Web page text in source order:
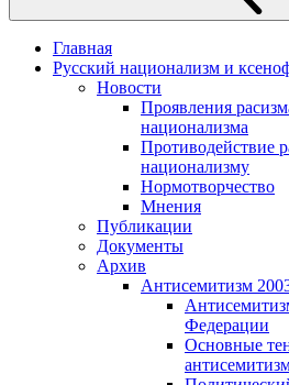
Главная
Русский национализм и
Новости
Проявления
национализма
Противодействие
национализму
Нормотворчество
Мнения
Публикации
Документы
Архив
Антисемитизм
Федерации
Основные